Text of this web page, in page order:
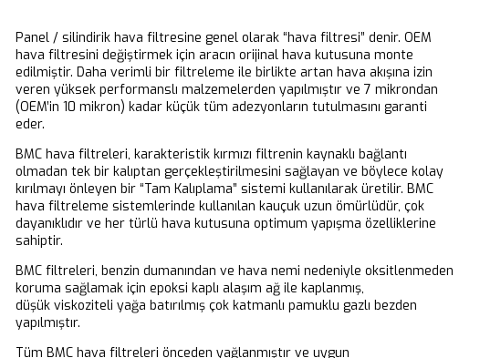
Panel / silindirik hava filtresine genel olarak “hava filtresi” denir. OEM
hava filtresini değiştirmek için aracın orijinal hava kutusuna monte
edilmiştir. Daha verimli bir filtreleme ile birlikte artan hava akışına izin
veren yüksek performanslı malzemelerden yapılmıştır ve 7 mikrondan
(OEM’in 10 mikron) kadar küçük tüm adezyonların tutulmasını garanti
eder.
BMC hava filtreleri, karakteristik kırmızı filtrenin kaynaklı bağlantı
olmadan tek bir kalıptan gerçekleştirilmesini sağlayan ve böylece kolay
kırılmayı önleyen bir “Tam Kalıplama” sistemi kullanılarak üretilir. BMC
hava filtreleme sistemlerinde kullanılan kauçuk uzun ömürlüdür, çok
dayanıklıdır ve her türlü hava kutusuna optimum yapışma özelliklerine
sahiptir.
BMC filtreleri, benzin dumanından ve hava nemi nedeniyle oksitlenmeden
koruma sağlamak için epoksi kaplı alaşım ağ ile kaplanmış,
düşük viskoziteli yağa batırılmış çok katmanlı pamuklu gazlı bezden
yapılmıştır.
Tüm BMC hava filtreleri önceden yağlanmıştır ve uygun